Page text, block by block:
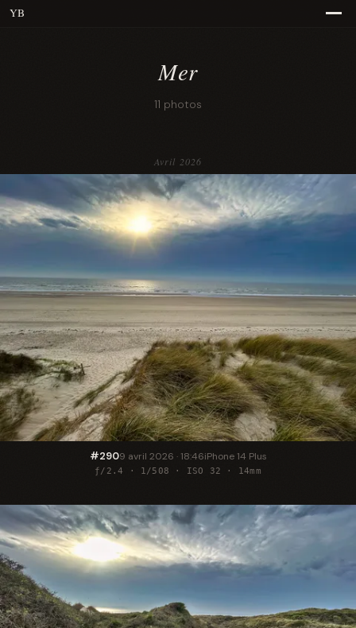
YB
Mer
11 photos
Avril 2026
#2909 avril 2026 · 18:46iPhone 14 Plus
ƒ/2.4 · 1/508 · ISO 32 · 14mm